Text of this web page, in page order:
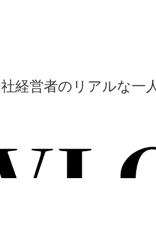
経営者のリアルな一